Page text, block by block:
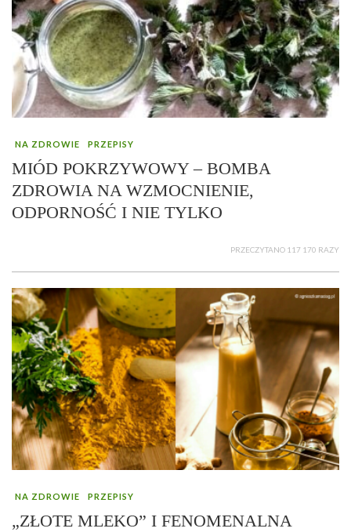
NA ZDROWIE PRZEPISY
MIÓD POKRZYWOWY – BOMBA
ZDROWIA NA WZMOCNIENIE,
ODPORNOŚĆ I NIE TYLKO
PRZECZYTANO 117 170 RAZY
NA ZDROWIE PRZEPISY
„ZŁOTE MLEKO” I FENOMENALNA